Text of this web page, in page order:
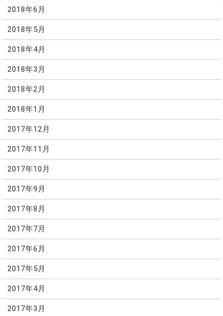
2018年6月
2018年5月
2018年4月
2018年3月
2018年2月
2018年1月
2017年12月
2017年11月
2017年10月
2017年9月
2017年8月
2017年7月
2017年6月
2017年5月
2017年4月
2017年3月